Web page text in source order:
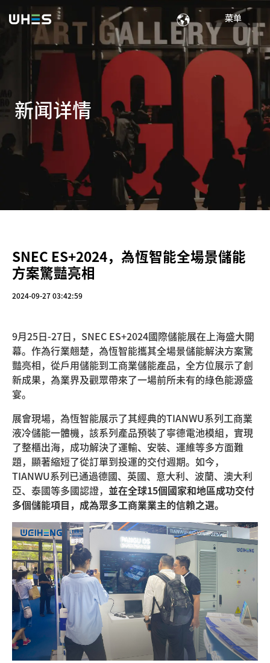
菜单
新闻详情
SNEC ES+2024，為恆智能全場景儲能
方案驚豔亮相
2024-09-27 03:42:59
9月25日-27日，SNEC ES+2024國際儲能展在上海盛大開
幕。作為行業翹楚，為恆智能攜其全場景儲能解決方案驚
豔亮相，從戶用儲能到工商業儲能產品，全方位展示了創
新成果，為業界及觀眾帶來了一場前所未有的綠色能源盛
宴。
展會現場，為恆智能展示了其經典的TIANWU系列工商業
液冷儲能一體機，該系列產品預裝了寧德電池模組，實現
了整櫃出海，成功解決了運輸、安裝、運維等多方面難
題，顯著縮短了從訂單到投運的交付週期。如今，
TIANWU系列已通過德國、英國、意大利、波蘭、澳大利
亞、泰國等多國認證， 並在全球15個國家和地區成功交付
多個儲能項目，成為眾多工商業業主的信賴之選。